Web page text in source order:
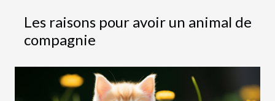
Les raisons pour avoir un animal de
compagnie